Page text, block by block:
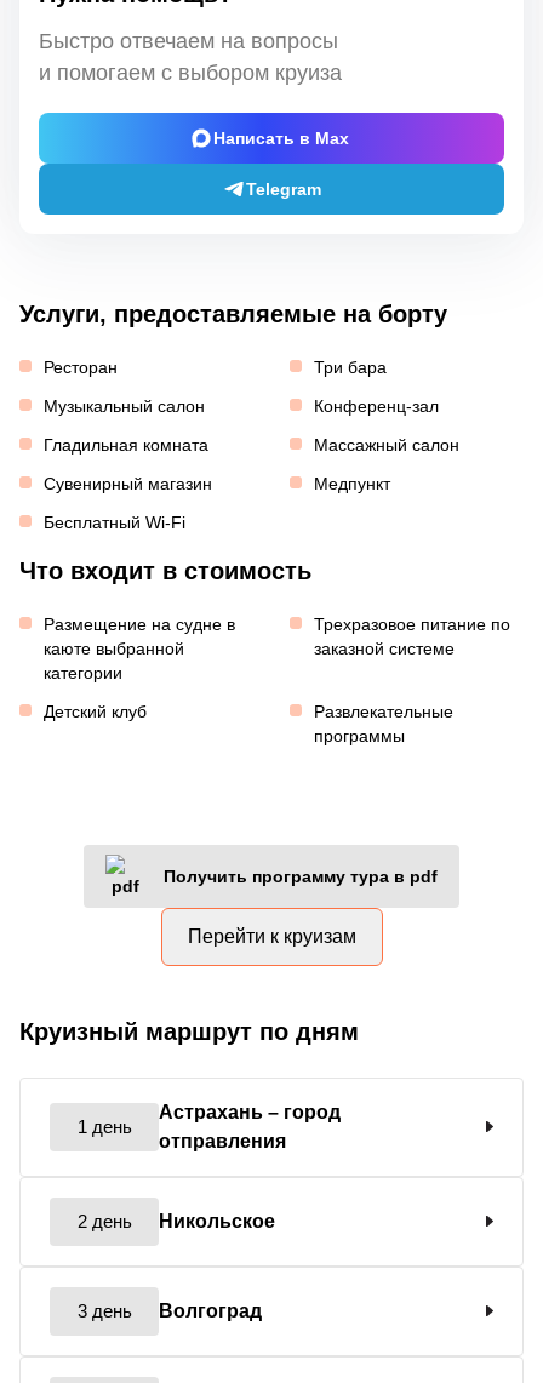
Быстро отвечаем на вопросы
и помогаем с выбором круиза
Написать в Max
Telegram
Услуги, предоставляемые на борту
Ресторан
Три бара
Музыкальный салон
Конференц-зал
Гладильная комната
Массажный салон
Сувенирный магазин
Медпункт
Бесплатный Wi-Fi
Что входит в стоимость
Размещение на судне в
каюте выбранной
категории
Трехразовое питание по
заказной системе
Детский клуб
Развлекательные
программы
Получить программу тура в pdf
Перейти к круизам
Круизный маршрут по дням
1 день
Астрахань – город
отправления
2 день Никольское
3 день Волгоград